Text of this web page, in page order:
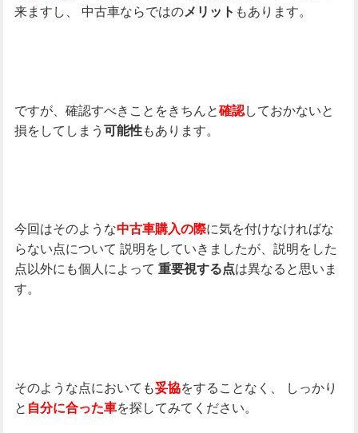
来ますし、
中古車ならではのメリット もあります。
ですが、確認すべきことをきちんと確認しておかないと
損をしてしまう 可能性もあります。
今回はそのような中古車購入の際に気を付けなければな
らない点について 説明をしていきましたが、説明をした
点以外にも個人によって 重要視する点は異なると思いま
す。
そのような点においても妥協をすることなく、
しっかり
と 自分に合った車を探してみてください。